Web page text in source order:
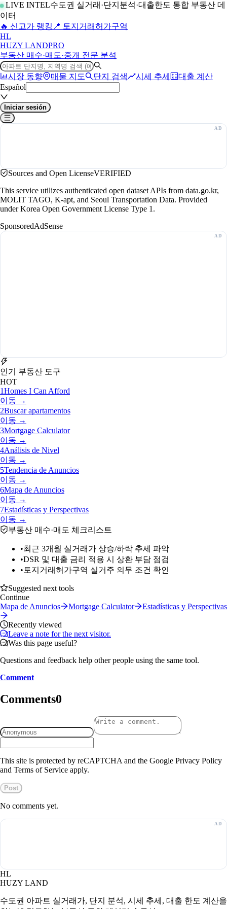
LIVE INTEL수도권 실거래·단지분석·대출한도 통합 부동산 데
이터
🔥 신고가 랭킹 📍 토지거래허가구역
HL
HUZY LANDPRO
부동산 매수·매도·중개 전문 분석
시장 동향 매물 지도 단지 검색 시세 추세
대출 계산
Español
Iniciar sesión
Sources and Open LicenseVERIFIED
This service utilizes authenticated open dataset APIs from data.go.kr,
MOLIT TAGO, K-apt, and Seoul Transportation Data. Provided
under Korea Open Government License Type 1.
SponsoredAdSense
인기 부동산 도구
HOT
1Homes I Can Afford
이동 →
2Buscar apartamentos
이동 →
3Mortgage Calculator
이동 →
4Análisis de Nivel
이동 →
5Tendencia de Anuncios
이동 →
6Mapa de Anuncios
이동 →
7Estadísticas y Perspectivas
이동 →
부동산 매수·매도 체크리스트
•최근 3개월 실거래가 상승/하락 추세 파악
•DSR 및 대출 금리 적용 시 상환 부담 점검
• 토지거래허가구역 실거주 의무 조건 확인
Suggested next tools
Continue
Mapa de Anuncios
Mortgage Calculator Estadísticas y Perspectivas
Recently viewed
Leave a note for the next visitor.
Was this page useful?
Questions and feedback help other people using the same tool.
Comment
Comments0
This site is protected by reCAPTCHA and the Google Privacy Policy
and Terms of Service apply.
Post
No comments yet.
HL
HUZY LAND
수도권 아파트 실거래가, 단지 분석, 시세 추세, 대출 한도 계산을